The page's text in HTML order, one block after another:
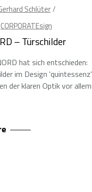
Schlüter
CORPORATEsign
– Türschilder
hat sich entschieden:
im Design 'quintessenz'
der klaren Optik vor allem